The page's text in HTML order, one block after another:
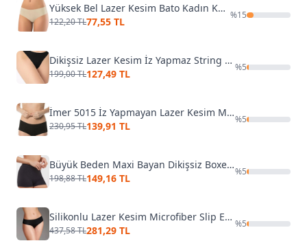
Yüksek Bel Lazer Kesim Bato Kadın Külot 1051
122,20 TL77,55 TL
%15
Dikişsiz Lazer Kesim İz Yapmaz String İMER 5030
199,00 TL127,49 TL
%5
İmer 5015 İz Yapmayan Lazer Kesim Modal Külot
230,95 TL139,91 TL
%5
Büyük Beden Maxi Bayan Dikişsiz Boxer Elite Life 832
198,88 TL149,16 TL
%5
Silikonlu Lazer Kesim Microfiber Slip Eros ERSK1000
437,58 TL281,29 TL
%5